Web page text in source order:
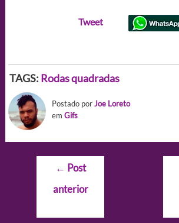
Tweet
TAGS: Rodas quadradas
Postado porJoe Loreto
em Gifs
Navegação
Post
← Post
anterior